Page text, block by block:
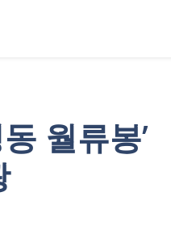
월류봉’